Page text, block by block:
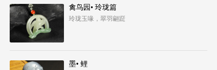
禽鸟园• 玲珑篇
玲珑玉喙，翠羽翩跹
墨• 鲤